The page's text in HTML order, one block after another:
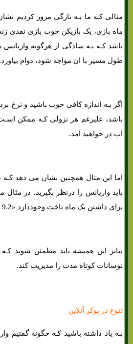
مثالی کـه ما بـه تازگی مرور کردیم
ماه بازی، یک بازیکن خوب بازی نقدی
باشد کـه بـه سادگی از هرگونه
طول مسیر با ان مواجه شود، دوام بیاورد.
اگر بـه اندازه کافی خوب باشید و نرخ برد
باشد، علیرغم هر نزولی کـه ممکن
آب در خواهید آمد.
اما این مثال همچنین نشان می دهد کـه
باید واریانس را درنظر بگیرید. در
برای داشتن یک ماه باخت وجوددارد «9.2 درصد».
بنابر این همیشه باید مطمئن شوید
نوسانات کوتاه مدت را مدیریت کند.
تنوع در پوکر آنلاین
بـه یاد داشته باشید کـه چگونه گفتیم